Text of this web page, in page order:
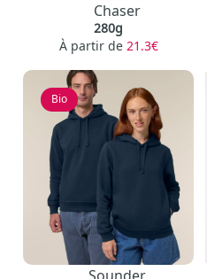
Chaser
280g
À partir de 21.3€
Bio